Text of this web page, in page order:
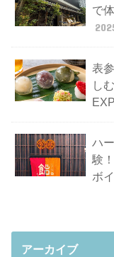
で
表
し
ハ
験
ボ
アーカイブ